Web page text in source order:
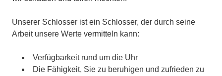
Unserer Schlosser ist ein Schlosser, der durch seine
Arbeit unsere Werte vermitteln kann:
Verfügbarkeit rund um die Uhr
Die Fähigkeit, Sie zu beruhigen und zufrieden zu